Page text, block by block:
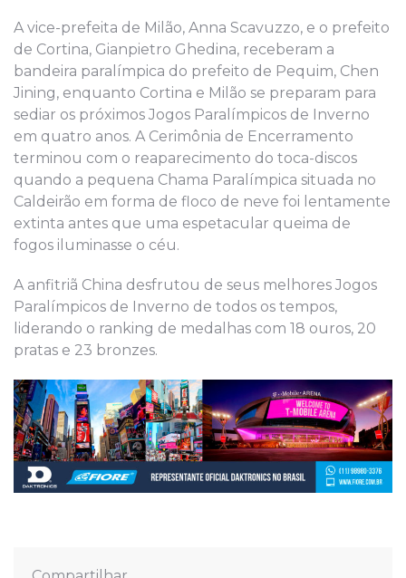
A vice-prefeita de Milão, Anna Scavuzzo, e o prefeito
de Cortina, Gianpietro Ghedina, receberam a
bandeira paralímpica do prefeito de Pequim, Chen
Jining, enquanto Cortina e Milão se preparam para
sediar os próximos Jogos Paralímpicos de Inverno
em quatro anos. A Cerimônia de Encerramento
terminou com o reaparecimento do toca-discos
quando a pequena Chama Paralímpica situada no
Caldeirão em forma de floco de neve foi lentamente
extinta antes que uma espetacular queima de
fogos iluminasse o céu.
A anfitriã China desfrutou de seus melhores Jogos
Paralímpicos de Inverno de todos os tempos,
liderando o ranking de medalhas com 18 ouros, 20
pratas e 23 bronzes.